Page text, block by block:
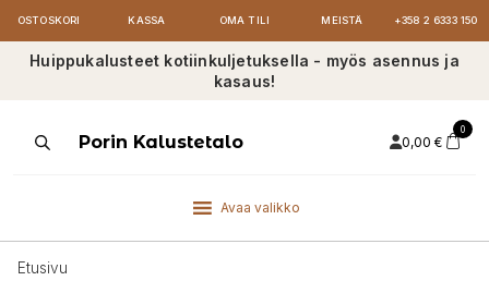
OSTOSKORI KASSA OMA TILI MEISTÄ +358 2 6333 150
Huippukalusteet kotiinkuljetuksella - myös asennus ja
kasaus!
ProductsPorin Kalustetalo 0,00 €
0
Avaa valikko
Etusivu